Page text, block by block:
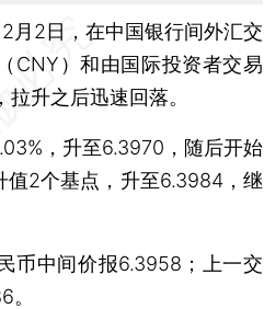
月2日，在中国银行间外汇交
（CNY）和由国际投资者交易
拉升之后迅速回落。
，升至6.3970，随后开始
值2个基点，升至6.3984，继
中间价报6.3958；上一交